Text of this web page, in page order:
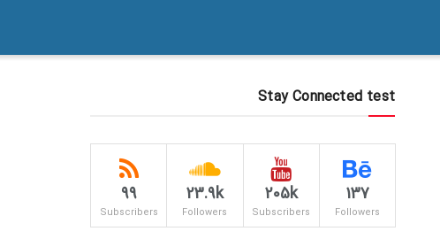
Stay Connected test
137
Followers
205k
Subscribers
23.9k
Followers
99
Subscribers